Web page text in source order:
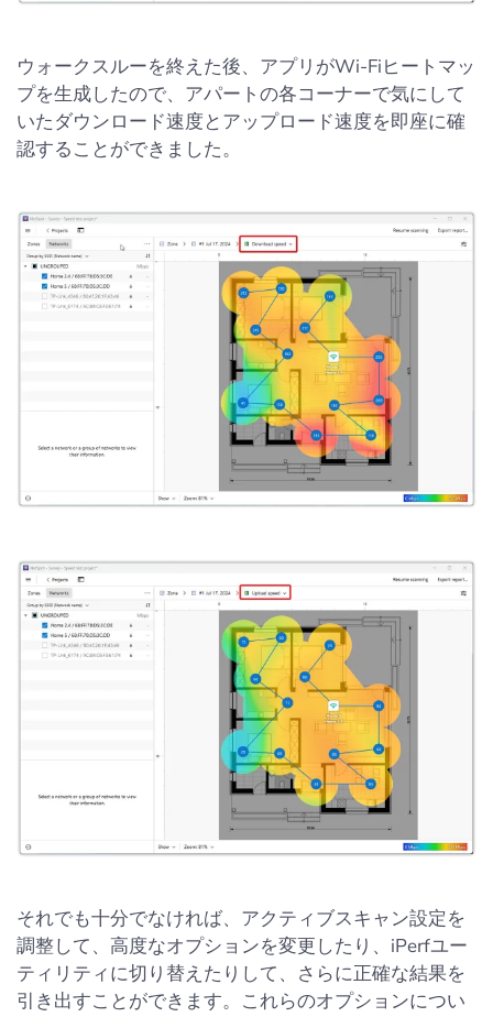
ウォークスルーを終えた後、アプリがWi-Fiヒートマッ
プを生成したので、アパートの各コーナーで気にして
いたダウンロード速度とアップロード速度を即座に確
認することができました。
それでも十分でなければ、アクティブスキャン設定を
調整して、高度なオプションを変更したり、iPerfユー
ティリティに切り替えたりして、さらに正確な結果を
引き出すことができます。これらのオプションについ